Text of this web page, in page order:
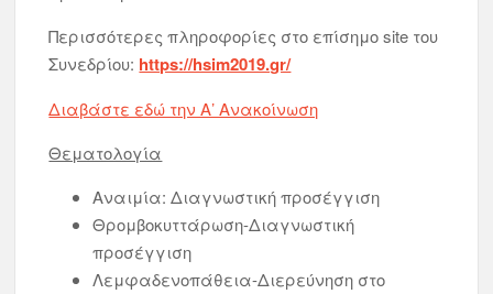
Περισσότερες πληροφορίες στο επίσημο site του
Συνεδρίου: https://hsim2019.gr/
Διαβάστε εδώ την Α’ Ανακοίνωση
Θεματολογία
Αναιμία: Διαγνωστική προσέγγιση
Θρομβοκυττάρωση-Διαγνωστική
προσέγγιση
Λεμφαδενοπάθεια-Διερεύνηση στο